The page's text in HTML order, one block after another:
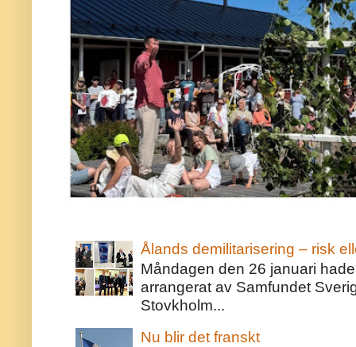
Ålands demilitarisering – risk
Måndagen den 26 januari
arrangerat av Samfundet
Stovkholm...
Nu blir det franskt